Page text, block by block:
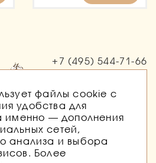
+7 (495) 544-71-66
файлы cookie с
удобства для
именно — дополнения
сетей,
анализа и выбора
Более